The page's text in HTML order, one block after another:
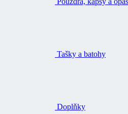
Tašky a batohy
Doplňky